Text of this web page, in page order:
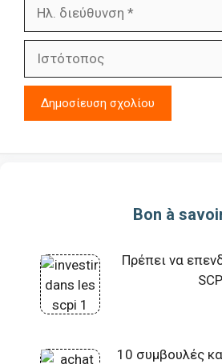
Ιστότοπος
Bon à
Πρέπει να
10 συμβουλές